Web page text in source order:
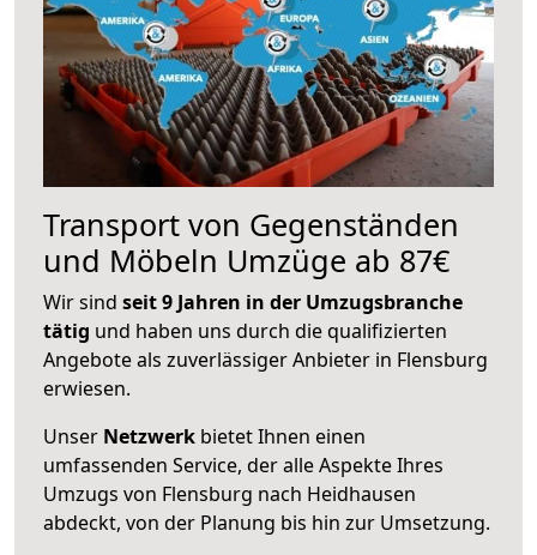
Transport von Gegenständen
und Möbeln Umzüge ab 87€
Wir sind seit 9 Jahren in der Umzugsbranche
tätig und haben uns durch die qualifizierten
Angebote als zuverlässiger Anbieter in Flensburg
erwiesen.
Unser Netzwerk bietet Ihnen einen
umfassenden Service, der alle Aspekte Ihres
Umzugs von Flensburg nach Heidhausen
abdeckt, von der Planung bis hin zur Umsetzung.